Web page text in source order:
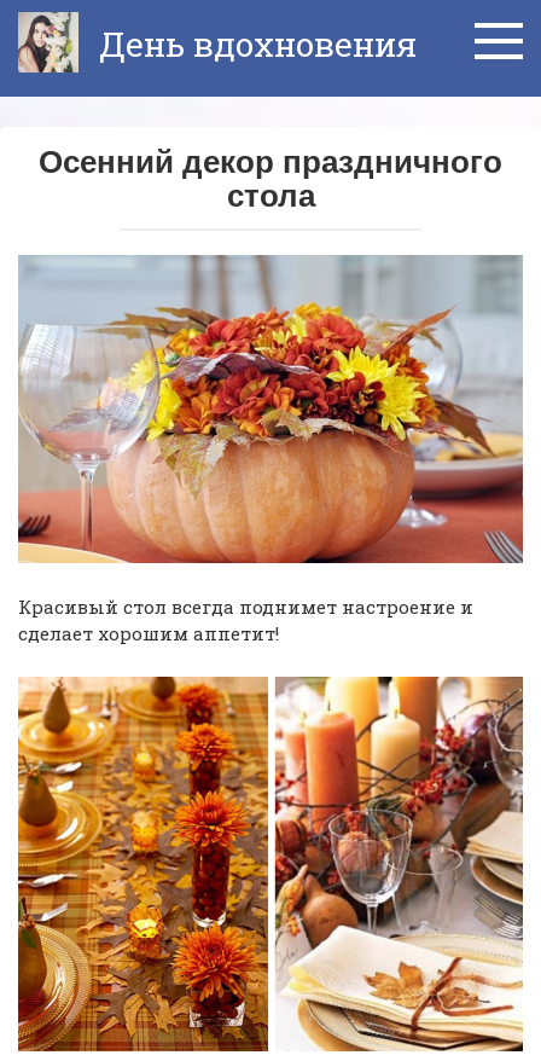
Перейти
контенту
День вдохновения
Осенний декор праздничного
стола
Красивый стол всегда поднимет настроение и
сделает хорошим аппетит!